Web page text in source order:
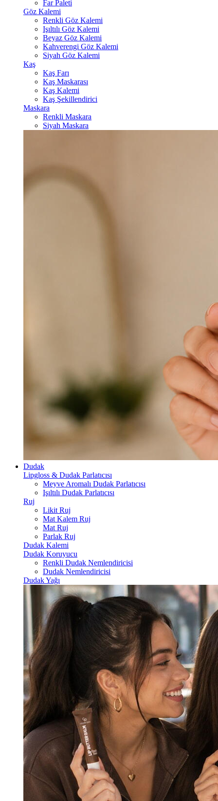
Far Paleti
Göz Kalemi
Renkli Göz Kalemi
Işıltılı Göz Kalemi
Beyaz Göz Kalemi
Kahverengi Göz Kalemi
Siyah Göz Kalemi
Kaş
Kaş Farı
Kaş Maskarası
Kaş Kalemi
Kaş Şekillendirici
Maskara
Renkli Maskara
Siyah Maskara
Dudak
Lipgloss & Dudak Parlatıcısı
Meyve Aromalı Dudak Parlatıcısı
Işıltılı Dudak Parlatıcısı
Ruj
Likit Ruj
Mat Kalem Ruj
Mat Ruj
Parlak Ruj
Dudak Kalemi
Dudak Koruyucu
Renkli Dudak Nemlendiricisi
Dudak Nemlendiricisi
Dudak Yağı